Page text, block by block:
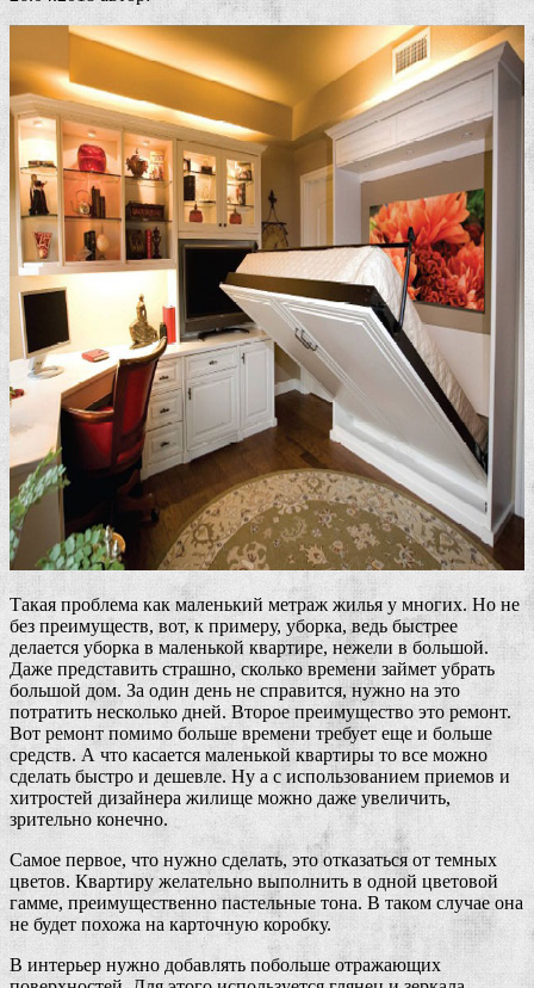
Такая проблема как маленький метраж жилья у многих. Но не
без преимуществ, вот, к примеру, уборка, ведь быстрее
делается уборка в маленькой квартире, нежели в большой.
Даже представить страшно, сколько времени займет убрать
большой дом. За один день не справится, нужно на это
потратить несколько дней. Второе преимущество это ремонт.
Вот ремонт помимо больше времени требует еще и больше
средств. А что касается маленькой квартиры то все можно
сделать быстро и дешевле. Ну а с использованием приемов и
хитростей дизайнера жилище можно даже увеличить,
зрительно конечно.
Самое первое, что нужно сделать, это отказаться от темных
цветов. Квартиру желательно выполнить в одной цветовой
гамме, преимущественно пастельные тона. В таком случае она
не будет похожа на карточную коробку.
В интерьер нужно добавлять побольше отражающих